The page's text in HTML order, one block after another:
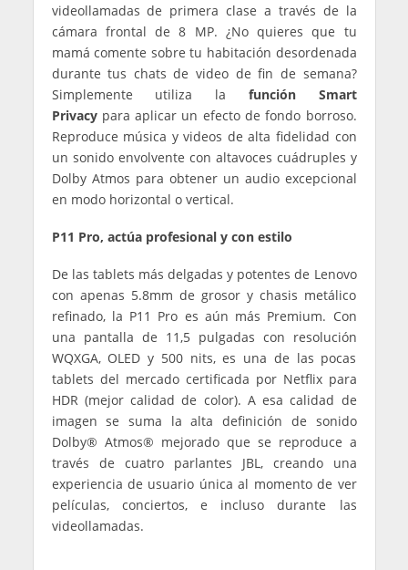
videollamadas de primera clase a través de la
cámara frontal de 8 MP. ¿No quieres que tu
mamá comente sobre tu habitación desordenada
durante tus chats de video de fin de semana?
Simplemente utiliza la función Smart
Privacypara aplicar un efecto de fondo borroso.
Reproduce música y videos de alta fidelidad con
un sonido envolvente con altavoces cuádruples y
Dolby Atmos para obtener un audio excepcional
en modo horizontal o vertical.
P11 Pro, actúa profesional y con estilo
De las tablets más delgadas y potentes de Lenovo
con apenas 5.8mm de grosor y chasis metálico
refinado, la P11 Pro es aún más Premium. Con
una pantalla de 11,5 pulgadas con resolución
WQXGA, OLED y 500 nits, es una de las pocas
tablets del mercado certificada por Netflix para
HDR (mejor calidad de color). A esa calidad de
imagen se suma la alta definición de sonido
Dolby® Atmos® mejorado que se reproduce a
través de cuatro parlantes JBL, creando una
experiencia de usuario única al momento de ver
películas, conciertos, e incluso durante las
videollamadas.